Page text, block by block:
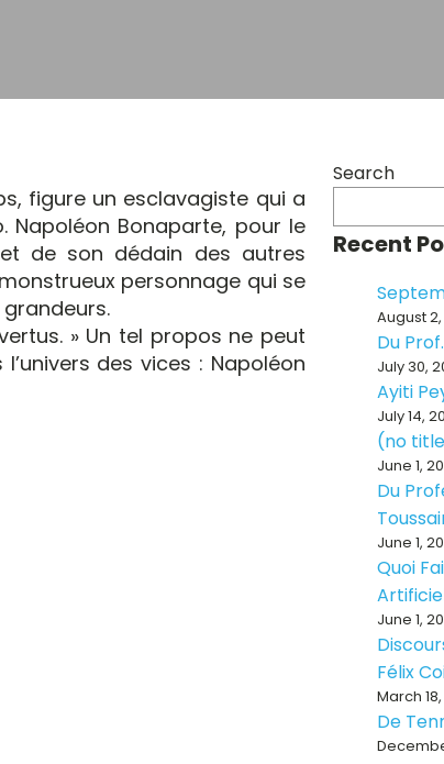
figure un esclavagiste qui a
Napoléon Bonaparte, pour le
de son dédain des autres
personnage qui se
» Un tel propos ne peut
des vices : Napoléon
Search
Recent
August
Du
July 30,
Ayiti
July 14,
(no
June 1,
Du
June 1,
Quoi
June 1,
Félix
March
De